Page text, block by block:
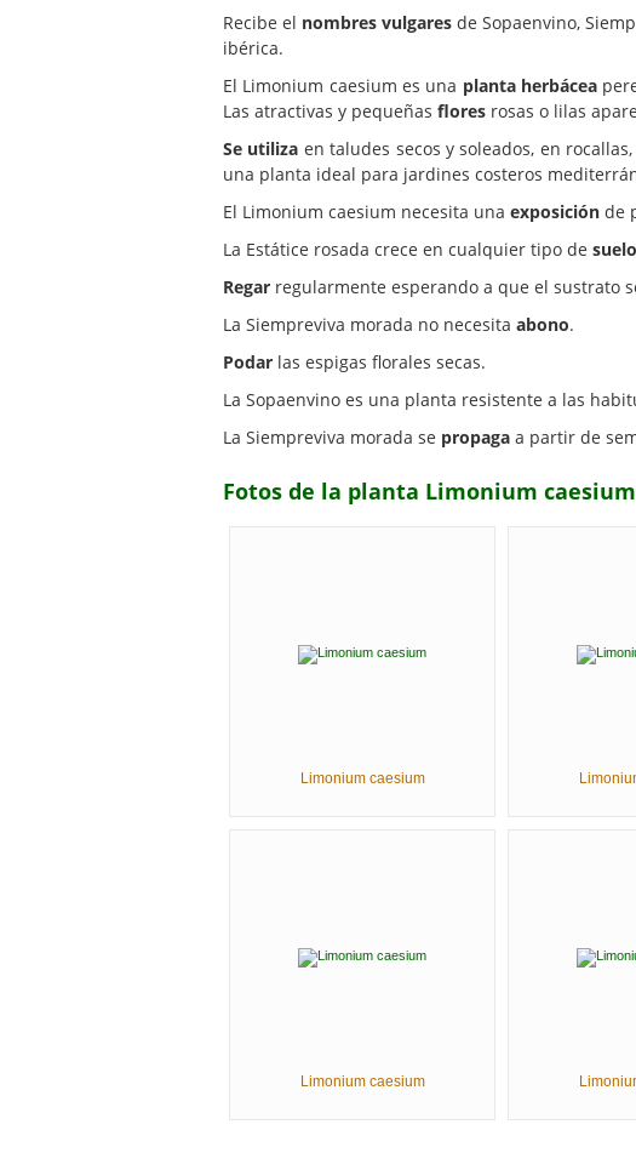
Recibe el nombres vulgares de Sopaenvino,
ibérica.
El Limonium caesium es una planta herbácea
Las atractivas y pequeñas flores rosas o lilas
Se utiliza en taludes secos y soleados, en
una planta ideal para jardines costeros
El Limonium caesium necesita una exposición de
La Estátice rosada crece en cualquier tipo de suelo
Regar regularmente esperando a que el sustrato
La Siempreviva morada no necesita abono.
Podar las espigas florales secas.
La Sopaenvino es una planta resistente a las
La Siempreviva morada se propaga a partir de
Fotos de la planta Limonium
Limonium caesium
Limonium caesium